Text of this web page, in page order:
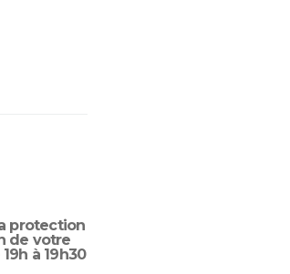
protection
de votre
à 19h30